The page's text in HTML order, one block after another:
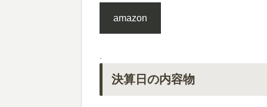
amazon
.
決算日の内容物